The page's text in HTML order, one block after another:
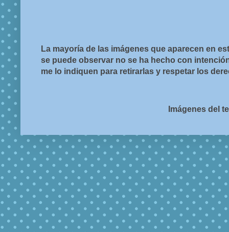
La mayoría de las imágenes que aparecen en
se puede observar no se ha hecho con
me lo indiquen para retirarlas y respetar los
Imágenes del